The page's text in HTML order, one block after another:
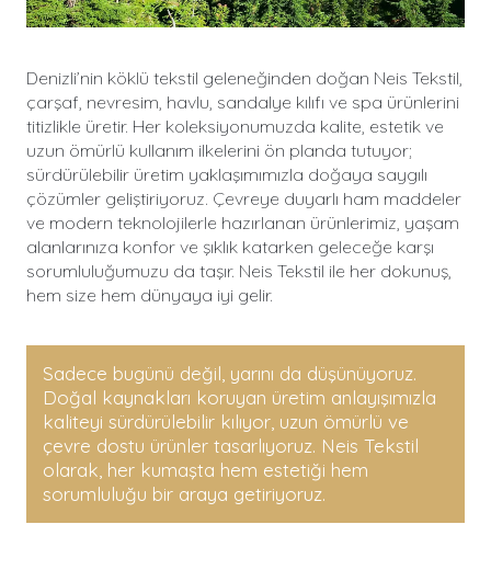
Denizli’nin köklü tekstil geleneğinden doğan Neis Tekstil,
çarşaf, nevresim, havlu, sandalye kılıfı ve spa ürünlerini
titizlikle üretir. Her koleksiyonumuzda kalite, estetik ve
uzun ömürlü kullanım ilkelerini ön planda tutuyor;
sürdürülebilir üretim yaklaşımımızla doğaya saygılı
çözümler geliştiriyoruz. Çevreye duyarlı ham maddeler
ve modern teknolojilerle hazırlanan ürünlerimiz, yaşam
alanlarınıza konfor ve şıklık katarken geleceğe karşı
sorumluluğumuzu da taşır. Neis Tekstil ile her dokunuş,
hem size hem dünyaya iyi gelir.
Sadece bugünü değil, yarını da düşünüyoruz.
Doğal kaynakları koruyan üretim anlayışımızla
kaliteyi sürdürülebilir kılıyor, uzun ömürlü ve
çevre dostu ürünler tasarlıyoruz. Neis Tekstil
olarak, her kumaşta hem estetiği hem
sorumluluğu bir araya getiriyoruz.